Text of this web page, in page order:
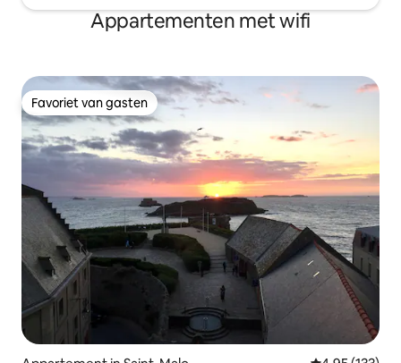
Appartementen met wifi
Favoriet van gasten
Favoriet van gasten